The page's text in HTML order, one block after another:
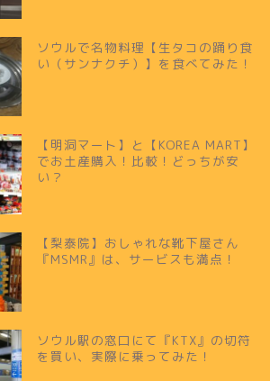
ソウルで名物料理【生タコの踊り食
い（サンナクチ）】を食べてみた！
【明洞マート】と【KOREA MART】
でお土産購入！比較！どっちが安
い？
【梨泰院】おしゃれな靴下屋さん
『MSMR』は、サービスも満点！
ソウル駅の窓口にて『KTX』の切符
を買い、実際に乗ってみた！